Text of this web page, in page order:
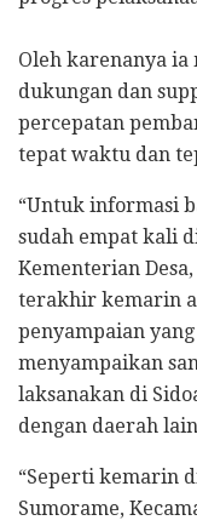
Oleh karenanya ia
dukungan dan
percepatan
tepat waktu dan
“Untuk informasi
sudah empat kali
Kementerian
terakhir kemarin
penyampaian
menyampaikan
laksanakan di
dengan daerah
“Seperti kemarin
Sumorame,